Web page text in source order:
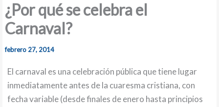
¿Por qué se celebra el
Carnaval?
febrero 27, 2014
El carnaval es una celebración pública que tiene lugar
inmediatamente antes de la cuaresma cristiana, con
fecha variable (desde finales de enero hasta principios